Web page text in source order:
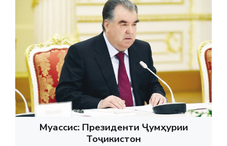
Муассис: Президенти Ҷумҳурии
Тоҷикистон